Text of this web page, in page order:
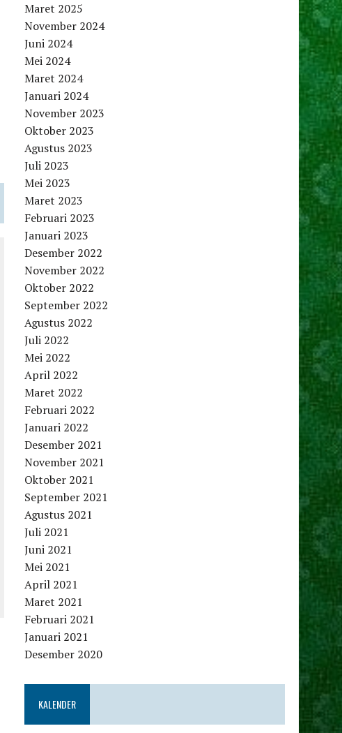
Maret 2025
November 2024
Juni 2024
Mei 2024
Maret 2024
Januari 2024
November 2023
Oktober 2023
Agustus 2023
Juli 2023
Mei 2023
Maret 2023
Februari 2023
Januari 2023
Desember 2022
November 2022
Oktober 2022
September 2022
Agustus 2022
Juli 2022
Mei 2022
April 2022
Maret 2022
Februari 2022
Januari 2022
Desember 2021
November 2021
Oktober 2021
September 2021
Agustus 2021
Juli 2021
Juni 2021
Mei 2021
April 2021
Maret 2021
Februari 2021
Januari 2021
Desember 2020
KALENDER